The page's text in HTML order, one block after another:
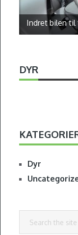
Indret bilen til
DYR
Dyr